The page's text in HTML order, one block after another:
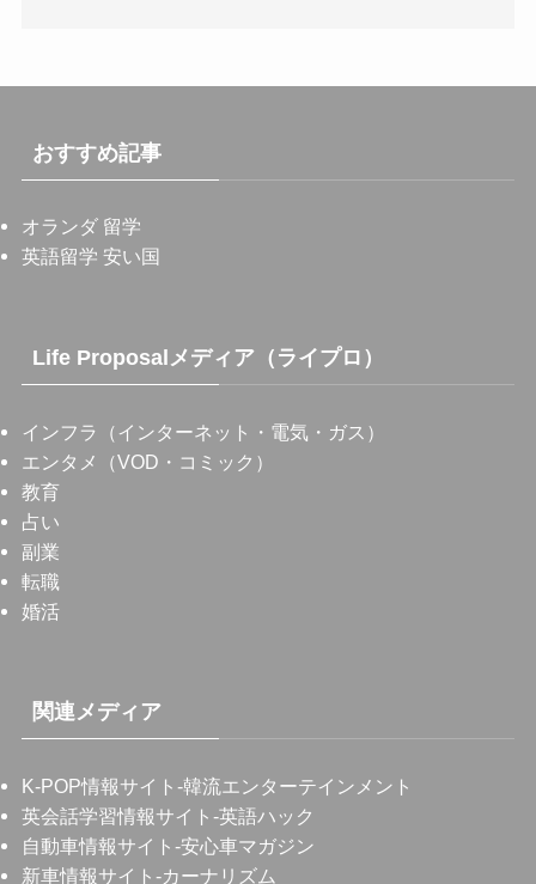
おすすめ記事
オランダ 留学
英語留学 安い国
Life Proposalメディア（ライプロ）
インフラ（インターネット・電気・ガス）
エンタメ（VOD・コミック）
教育
占い
副業
転職
婚活
関連メディア
K-POP情報サイト -韓流エンターテインメント
英会話学習情報サイト -英語ハック
自動車情報サイト -安心車マガジン
新車情報サイト -カーナリズム